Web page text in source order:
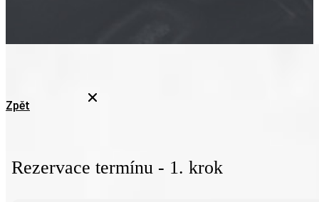
Zpět
Rezervace termínu - 1. krok